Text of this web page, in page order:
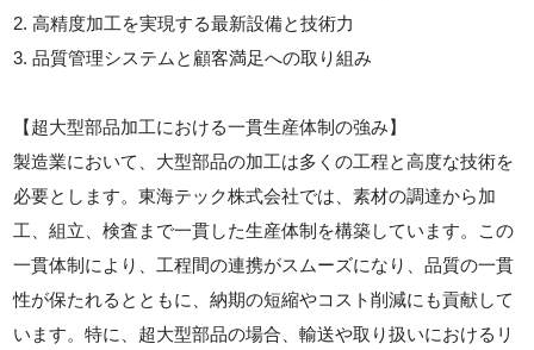
2. 高精度加工を実現する最新設備と技術力
3. 品質管理システムと顧客満足への取り組み
【超大型部品加工における一貫生産体制の強み】
製造業において、大型部品の加工は多くの工程と高度な技術を
必要とします。東海テック株式会社では、素材の調達から加
工、組立、検査まで一貫した生産体制を構築しています。この
一貫体制により、工程間の連携がスムーズになり、品質の一貫
性が保たれるとともに、納期の短縮やコスト削減にも貢献して
います。特に、超大型部品の場合、輸送や取り扱いにおけるリ